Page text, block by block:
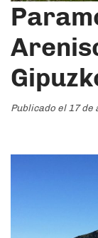
Publicado el 17 de